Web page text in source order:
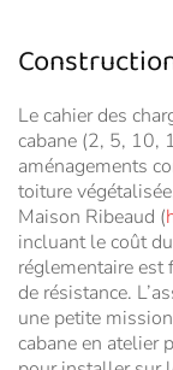
Le cahier des
cabane (2, 5, 10,
aménagements
toiture
Maison Ribeaud (
incluant le coût
réglementaire est
de résistance.
une petite
cabane en atelier